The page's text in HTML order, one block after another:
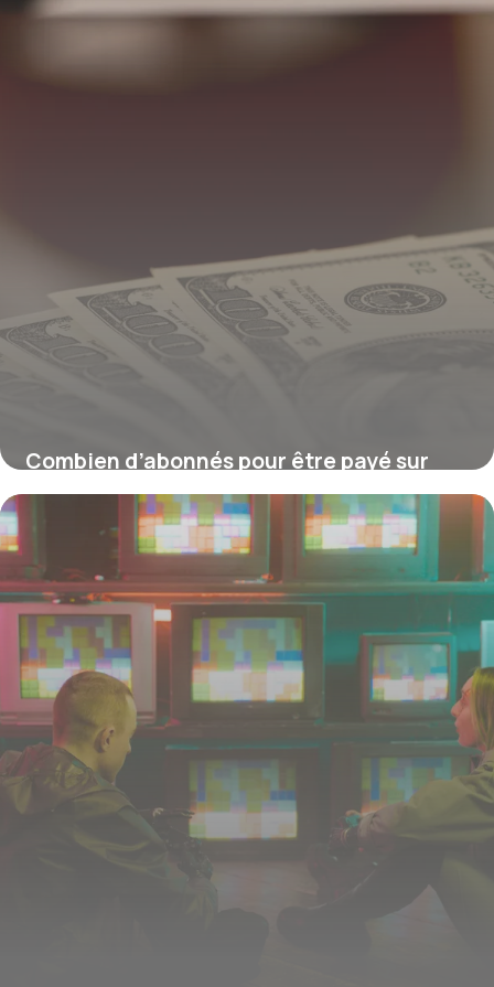
Combien d’abonnés pour être payé sur
TikTok ?
16 juillet 2026